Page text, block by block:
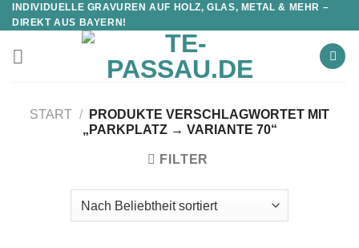
INDIVIDUELLE GRAVUREN AUF HOLZ, GLAS, METAL & MEHR –
DIREKT AUS BAYERN!
START /
PRODUKTE VERSCHLAGWORTET MIT
„PARKPLATZ → VARIANTE 70“
FILTER